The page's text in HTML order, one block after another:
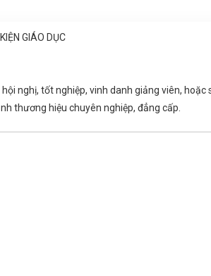
GIÁO DỤC
nghị, tốt nghiệp, vinh danh giảng viên, hoặc
thương hiệu chuyên nghiệp, đẳng cấp.